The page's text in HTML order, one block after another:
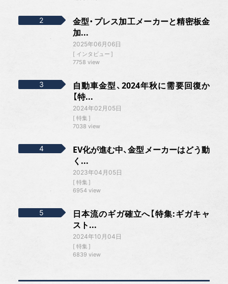
金型・プレス加工メーカーと精密板金
加...
2025年06月06日
インタビュー
7758 view
自動車金型、2024年秋に需要回復か
【特...
2024年02月05日
特集
7038 view
EV化が進む中、金型メーカーはどう動
く...
2023年04月05日
特集
6954 view
日本流のギガ確立へ【特集:ギガキャ
スト...
2024年10月04日
特集
6839 view